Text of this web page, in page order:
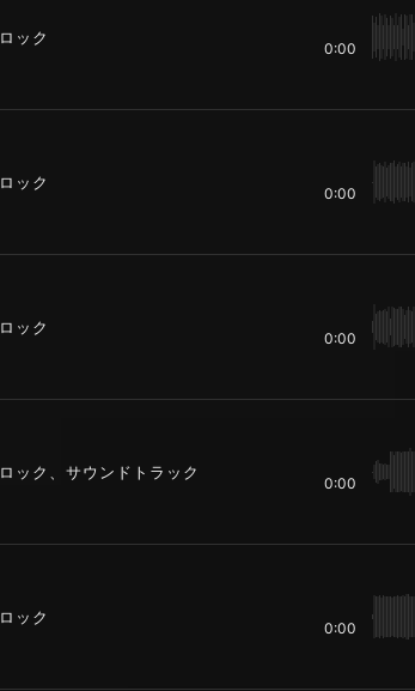
ロック
0:00
ロック
0:00
ロック
0:00
ロック、サウンドトラック
0:00
ロック
0:00